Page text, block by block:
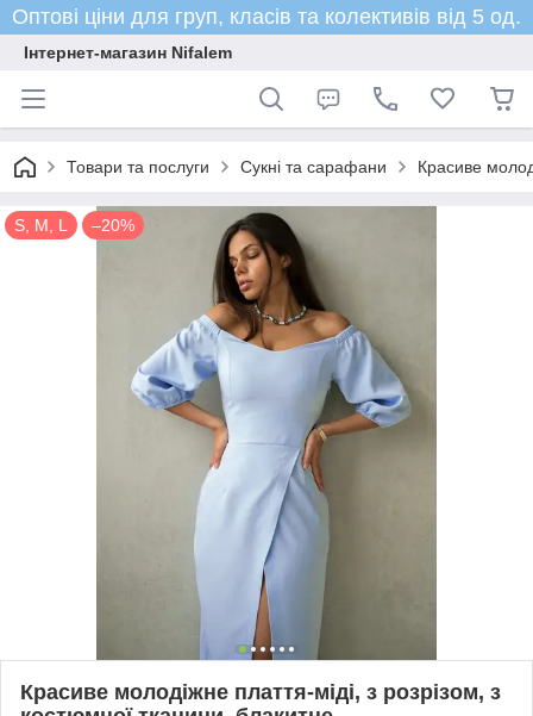
Оптові ціни для груп, класів та колективів від 5 од.
Інтернет-магазин Nifalem
Товари та послуги Сукні та сарафани Красиве
S, M, L –20%
Красиве молодіжне плаття-міді, з розрізом, з